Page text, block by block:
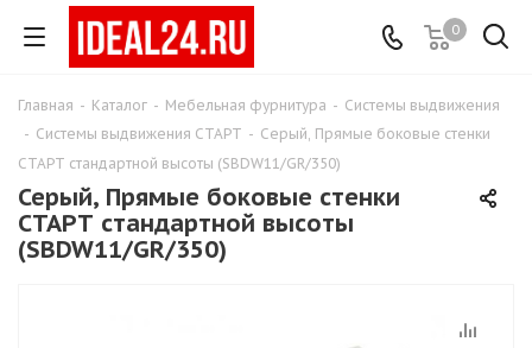
0
Главная - Каталог - Мебельная фурнитура - Системы выдвижения
- Системы выдвижения СТАРТ - Серый, Прямые боковые стенки
СТАРТ стандартной высоты (SBDW11/GR/350)
Серый, Прямые боковые стенки
СТАРТ стандартной высоты
(SBDW11/GR/350)